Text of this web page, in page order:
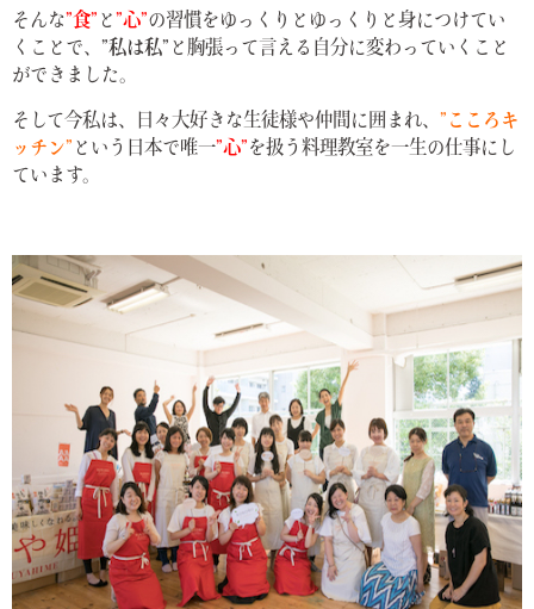
そんな”食” と ”心”の習慣をゆっくりとゆっくりと身につけてい
くことで、 ”私は私” と胸張って言える自分に変わっていくこと
ができました。
そして今私は、日々大好きな生徒様や仲間に囲まれ、 ”こころキ
ッチン” という日本で唯一”心”を扱う料理教室を一生の仕事にし
ています。